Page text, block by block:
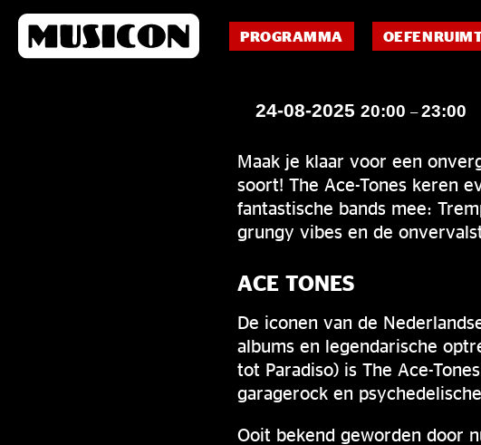
PROGRAMMA
24-08-2025 20:00 –23:00
Maak je klaar voor een
soort! The Ace-Tones keren
fantastische bands mee:
grungy vibes en de
ACE TONES
De iconen van de
albums en legendarische
tot Paradiso) is The Ace-
garagerock en
Ooit bekend geworden door